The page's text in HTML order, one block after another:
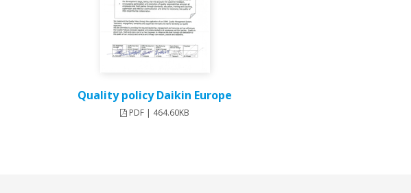
Quality policy Daikin Europe
PDF | 464.60KB